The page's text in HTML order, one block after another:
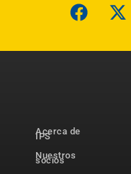
Acerca de
IPS
Nuestros
socios